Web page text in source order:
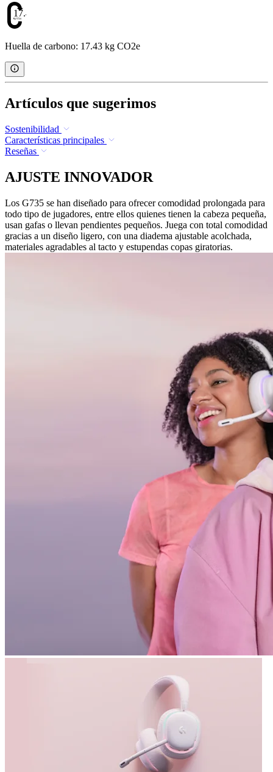
17.43
Huella de carbono: 17.43 kg CO2e
Artículos que sugerimos
Sostenibilidad
Características principales
Reseñas
AJUSTE INNOVADOR
Los G735 se han diseñado para ofrecer comodidad prolongada para
todo tipo de jugadores, entre ellos quienes tienen la cabeza pequeña,
usan gafas o llevan pendientes pequeños. Juega con total comodidad
gracias a un diseño ligero, con una diadema ajustable acolchada,
materiales agradables al tacto y estupendas copas giratorias.